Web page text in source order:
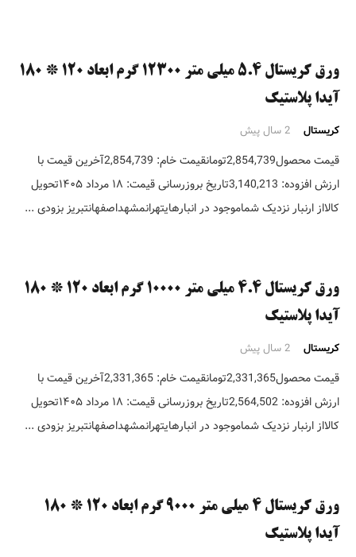
ورق کریستال ۵.۴ میلی متر ۱۲۳۰۰ گرم ابعاد ۱۲۰ * ۱۸۰
آیدا پلاستیک
کریستال 2 سال پیش
قیمت محصول2,854,739تومانقیمت خام: 2,854,739آخرین قیمت با
ارزش افزوده: 3,140,213تاریخ بروزرسانی قیمت: ۱۸ مرداد ۱۴۰۵تحویل
کالااز ارنبار نزدیک شماموجود در انبارهایتهرانمشهداصفهانتبریز بزودی ...
ورق کریستال ۴.۴ میلی متر ۱۰۰۰۰ گرم ابعاد ۱۲۰ * ۱۸۰
آیدا پلاستیک
کریستال 2 سال پیش
قیمت محصول2,331,365تومانقیمت خام: 2,331,365آخرین قیمت با
ارزش افزوده: 2,564,502تاریخ بروزرسانی قیمت: ۱۸ مرداد ۱۴۰۵تحویل
کالااز ارنبار نزدیک شماموجود در انبارهایتهرانمشهداصفهانتبریز بزودی ...
ورق کریستال ۴ میلی متر ۹۰۰۰ گرم ابعاد ۱۲۰ * ۱۸۰
آیدا پلاستیک